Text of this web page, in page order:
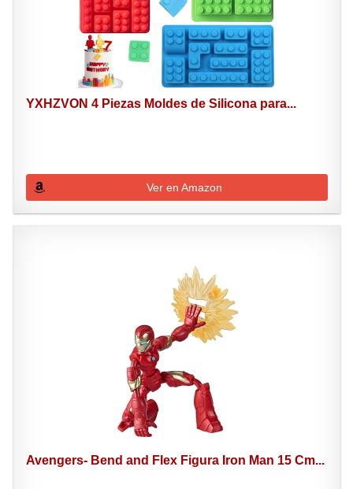
YXHZVON 4 Piezas Moldes de Silicona para...
Ver en Amazon
Avengers- Bend and Flex Figura Iron Man 15 Cm...